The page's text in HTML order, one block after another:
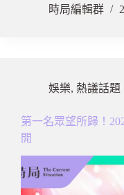
時局編輯群
娛樂, 熱議話題
第一名眾望所歸！
開